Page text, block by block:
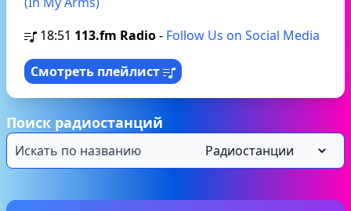
18:51 113.fm Radio- Follow Us on Social Media
Смотреть плейлист
Поиск радиостанций